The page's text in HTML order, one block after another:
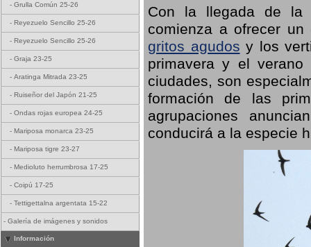
- Grulla Común 25-26
- Reyezuelo Sencillo 25-26
- Reyezuelo Sencillo 25-26
- Graja 23-25
- Aratinga Mitrada 23-25
- Ruiseñor del Japón 21-25
- Ondas rojas europea 24-25
- Mariposa monarca 23-25
- Mariposa tigre 23-27
- Medioluto herrumbrosa 17-25
- Coipú 17-25
- Tettigettalna argentata 15-22
- Galería de imágenes y sonidos
Información
Con la llegada de la
comienza a ofrecer un
gritos agudos y los
primavera y el
ciudades, son
formación de las
agrupaciones
conducirá a la especie